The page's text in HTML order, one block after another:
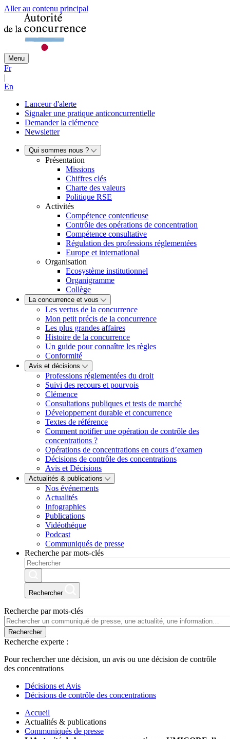
Aller au contenu principal
Menu
Fr
|
En
Lanceur d'alerte
Signaler une pratique anticoncurrentielle
Demander la clémence
Newsletter
Qui sommes nous ?
Présentation
Missions
Chiffres clés
Charte des valeurs
Politique RSE
Activités
Compétence contentieuse
Contrôle des opérations de concentration
Compétence consultative
Régulation des professions réglementées
Europe et international
Organisation
Ecosystème institutionnel
Organigramme
Collège
La concurrence et vous
Les vertus de la concurrence
Mon petit précis de la concurrence
Les plus grandes affaires
Histoire de la concurrence
Un guide pour connaître les règles
Conformité
Avis et décisions
Professions réglementées du droit
Suivi des recours et pourvois
Clémence
Consultations publiques et tests de marché
Développement durable et concurrence
Textes de référence
Comment notifier une opération de contrôle des
concentrations ?
Opérations de concentrations en cours d’examen
Décisions de contrôle des concentrations
Avis et Décisions
Actualités & publications
Nos événements
Actualités
Infographies
Publications
Vidéothéque
Podcast
Communiqués de presse
Recherche par mots-clés
Rechercher
Recherche par mots-clés
Rechercher
Recherche experte :
Pour rechercher une décision, un avis ou une décision de contrôle
des concentrations
Décisions et Avis
Décisions de contrôle des concentrations
Accueil
Actualités & publications
Communiqués de presse